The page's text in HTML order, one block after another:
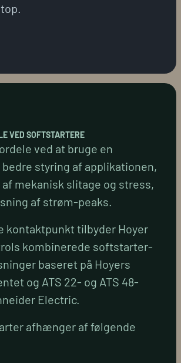
VED SOFTSTARTERE
ved at bruge en
styring af applikationen,
mekanisk slitage og stress,
af strøm-peaks.
kontaktpunkt tilbyder Hoyer
kombinerede softstarter-
baseret på Hoyers
og ATS 22- og ATS 48-
Electric.
afhænger af følgende